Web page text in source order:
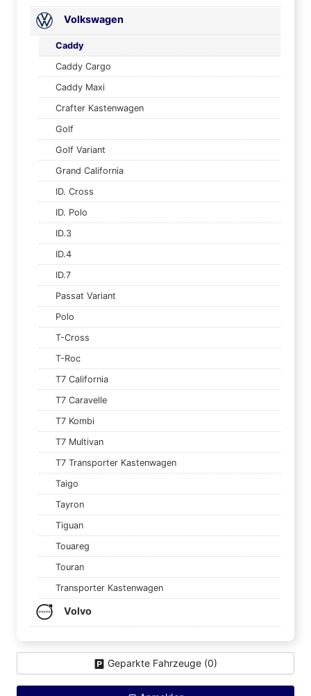
Volkswagen
Caddy
Caddy Cargo
Caddy Maxi
Crafter Kastenwagen
Golf
Golf Variant
Grand California
ID. Cross
ID. Polo
ID.3
ID.4
ID.7
Passat Variant
Polo
T-Cross
T-Roc
T7 California
T7 Caravelle
T7 Kombi
T7 Multivan
T7 Transporter Kastenwagen
Taigo
Tayron
Tiguan
Touareg
Touran
Transporter Kastenwagen
Volvo
Geparkte Fahrzeuge (0)